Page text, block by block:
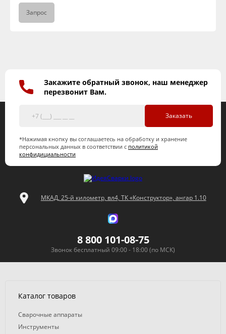
Запрос
Закажите обратный звонок, наш менеджер
перезвонит Вам.
Заказать
*Нажимая кнопку вы соглашаетесь на обработку и хранение
персональных данных в соответствии с политикой
конфидициальности
МКАД, 25-й километр, вл4, ТК «Конструктор», ангар 1.10
8 800 101-08-75
Звонок бесплатный 09:00 - 18:00 (по МСК)
Каталог товаров
Сварочные аппараты
Инструменты